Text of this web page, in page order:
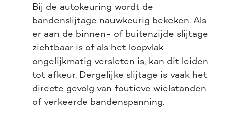
Bij de autokeuring wordt de
bandenslijtage nauwkeurig bekeken. Als
er aan de binnen- of buitenzijde slijtage
zichtbaar is of als het loopvlak
ongelijkmatig versleten is, kan dit leiden
tot afkeur. Dergelijke slijtage is vaak het
directe gevolg van foutieve wielstanden
of verkeerde bandenspanning.